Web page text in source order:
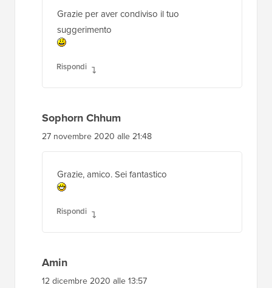
Grazie per aver condiviso il tuo
suggerimento
Rispondi
Sophorn Chhum
27 novembre 2020 alle 21:48
Grazie, amico. Sei fantastico
Rispondi
Amin
12 dicembre 2020 alle 13:57